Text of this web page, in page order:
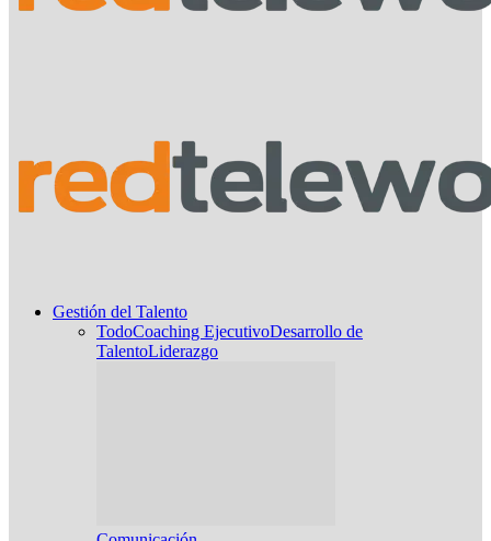
Gestión del Talento
TodoCoaching EjecutivoDesarrollo de
TalentoLiderazgo